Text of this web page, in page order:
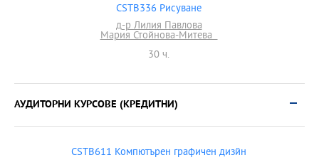
CSTB336 Рисуване
д-р Лилия Павлова
Мария Стойнова-Митева
30 ч.
АУДИТОРНИ КУРСОВЕ (КРЕДИТНИ)
CSTB611 Компютърен графичен дизйн